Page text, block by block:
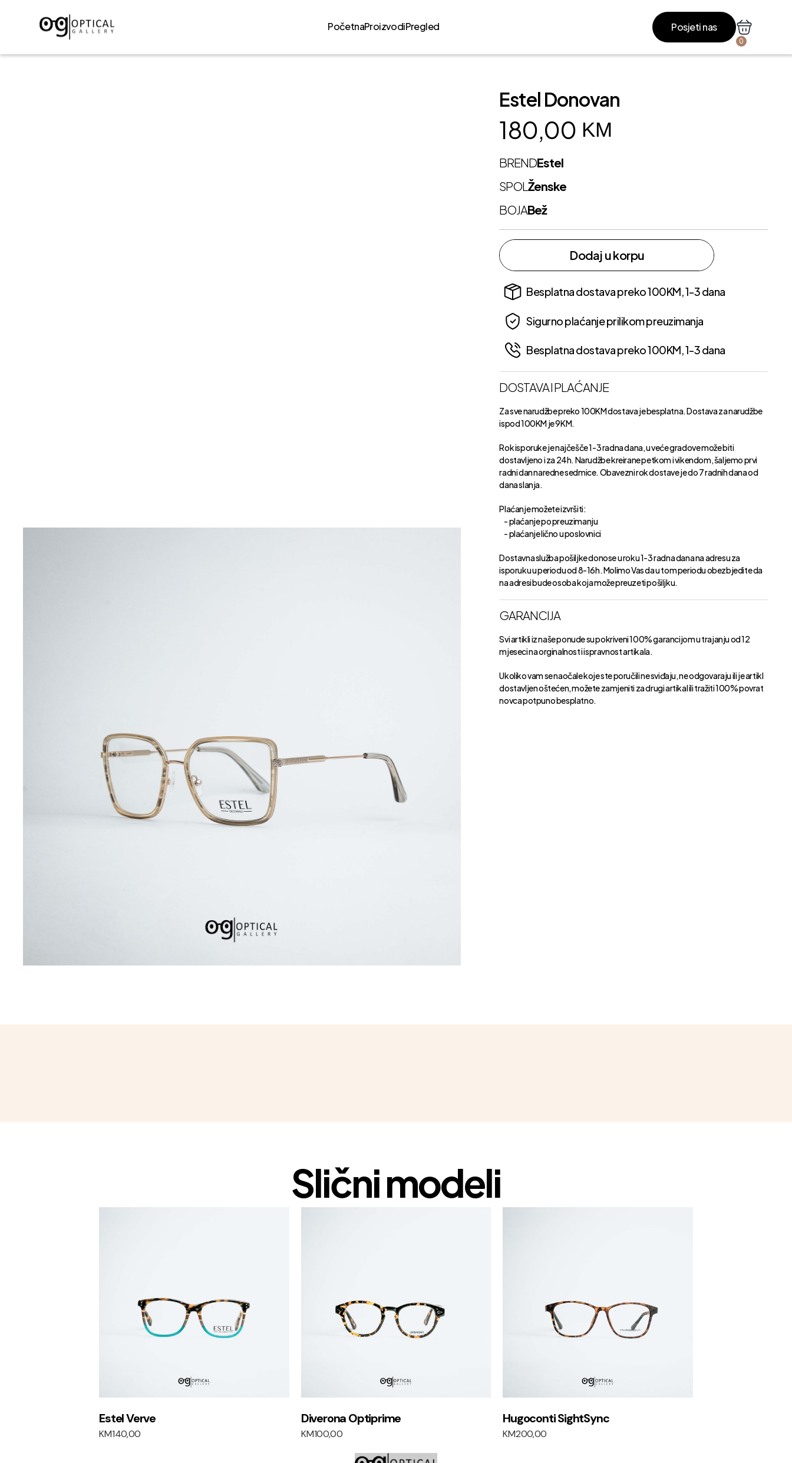
PočetnaProizvodiPregled Posjeti nas
0
Estel Donovan
180,00 KM
BRENDEstel
SPOLŽenske
BOJABež
Dodaj u korpu
Besplatna dostava preko 100KM, 1-3 dana
Sigurno plaćanje prilikom preuzimanja
Besplatna dostava preko 100KM, 1-3 dana
DOSTAVA I PLAĆANJE
Za sve narudžbe preko 100KM dostava je besplatna. Dostava za narudžbe
ispod 100KM je 9KM.
Rok isporuke je najčešče 1-3 radna dana, u veće gradove može biti
dostavljeno i za 24h. Narudžbe kreirane petkom i vikendom, šaljemo prvi
radni dan naredne sedmice. Obavezni rok dostave je do 7 radnih dana od
dana slanja.
Plaćanje možete izvršiti:
- plaćanje po preuzimanju
- plaćanje lično u poslovnici
Dostavna služba pošiljke donose u roku 1-3 radna dana na adresu za
isporuku u periodu od 8-16h. Molimo Vas da u tom periodu obezbjedite da
na adresi bude osoba koja može preuzeti pošiljku.
GARANCIJA
Svi artikli iz naše ponude su pokriveni 100% garancijom u trajanju od 12
mjeseci na orginalnost i ispravnost artikala.
Ukoliko vam se naočale koje ste poručili ne sviđaju, ne odgovaraju ili je artikl
dostavljen oštećen, možete zamjeniti za drugi artikal ili tražiti 100% povrat
novca potpuno besplatno.
Slični modeli
Estel Verve
KM140,00
Diverona Optiprime
KM100,00
Hugoconti SightSync
KM200,00